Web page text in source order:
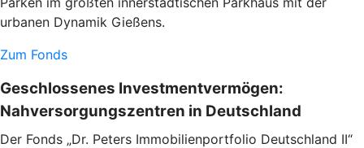
urbanen Dynamik Gießens.
Zum Fonds
Geschlossenes Investmentvermögen:
Nahversorgungszentren in Deutschland
Der Fonds „Dr. Peters Immobilienportfolio Deutschland II“